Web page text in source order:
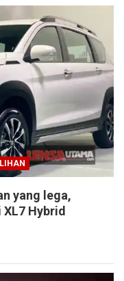
yang lega,
Hybrid